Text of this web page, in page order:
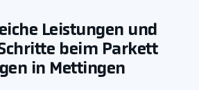
Leistungen und
beim Parkett
in Mettingen